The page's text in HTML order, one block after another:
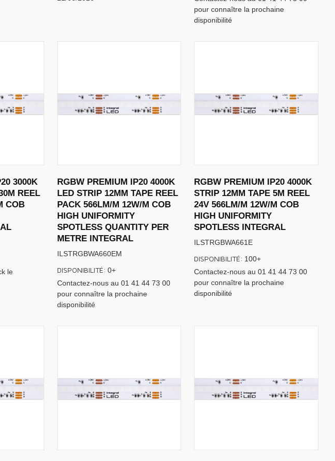
pour connaître la prochaine
disponibilité
3000K
REEL
COB
le
RGBW PREMIUM IP20 4000K
LED STRIP 12MM TAPE REEL
PACK 566LM/M 12W/M COB
HIGH UNIFORMITY
SPOTLESS QUANTITY PER
METRE INTEGRAL
ILSTRGBWA660EM
Contactez-nous au 01 41 44 73 00
pour connaître la prochaine
disponibilité
DISPONIBILITÉ: 0+
RGBW PREMIUM IP20 4000K
STRIP 12MM TAPE 5M REEL
24V 566LM/M 12W/M COB
HIGH UNIFORMITY
SPOTLESS INTEGRAL
ILSTRGBWA661E
Contactez-nous au 01 41 44 73 00
pour connaître la prochaine
disponibilité
DISPONIBILITÉ: 100+